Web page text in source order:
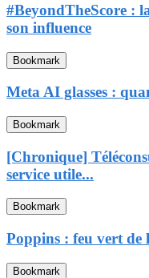
#BeyondTheScore :
son influence
Bookmark
Meta AI glasses :
Bookmark
[Chronique]
service utile...
Bookmark
Poppins : feu vert de
Bookmark